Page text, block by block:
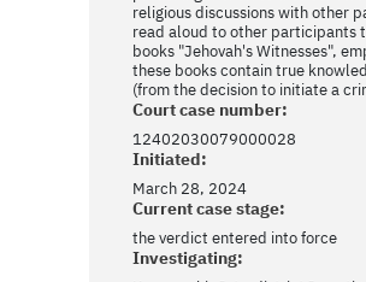
religious discussions with other
read aloud to other participants
books "Jehovah's Witnesses",
these books contain true
(from the decision to initiate a
Court case number:
12402030079000028
Initiated:
March 28, 2024
Current case stage:
the verdict entered into force
Investigating: